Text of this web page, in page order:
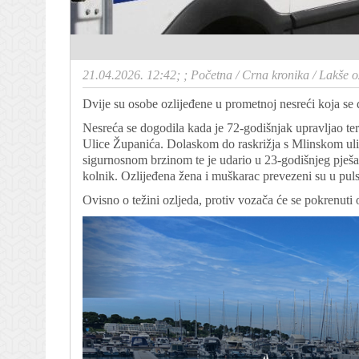
21.04.2026. 12:42; ; Početna /Crna kronika /Lakše
Dvije su osobe ozlijeđene u prometnoj nesreći koja
Nesreća se dogodila kada je 72-godišnjak upravljao
Ulice Županića. Dolaskom do raskrižja s Mlinskom
sigurnosnom brzinom te je udario u 23-godišnjeg
kolnik. Ozlijeđena žena i muškarac prevezeni su u
Ovisno o težini ozljeda, protiv vozača će se pokrenuti